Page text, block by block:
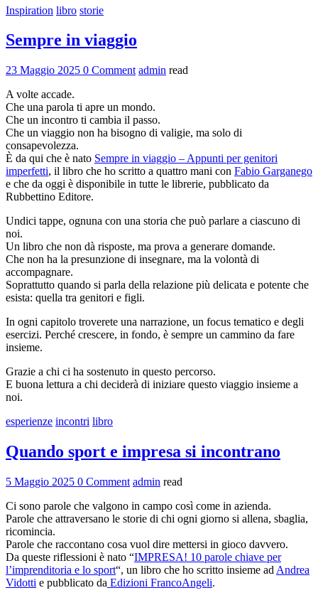
Inspiration libro storie
Sempre in viaggio
23 Maggio 2025 0 Comment admin read
A volte accade.
Che una parola ti apre un mondo.
Che un incontro ti cambia il passo.
Che un viaggio non ha bisogno di valigie, ma solo di
consapevolezza.
È da qui che è nato Sempre in viaggio – Appunti per genitori
imperfetti, il libro che ho scritto a quattro mani con Fabio Garganego
e che da oggi è disponibile in tutte le librerie, pubblicato da
Rubbettino Editore.
Undici tappe, ognuna con una storia che può parlare a ciascuno di
noi.
Un libro che non dà risposte, ma prova a generare domande.
Che non ha la presunzione di insegnare, ma la volontà di
accompagnare.
Soprattutto quando si parla della relazione più delicata e potente che
esista: quella tra genitori e figli.
In ogni capitolo troverete una narrazione, un focus tematico e degli
esercizi. Perché crescere, in fondo, è sempre un cammino da fare
insieme.
Grazie a chi ci ha sostenuto in questo percorso.
E buona lettura a chi deciderà di iniziare questo viaggio insieme a
noi.
esperienze incontri libro
Quando sport e impresa si incontrano
5 Maggio 2025 0 Comment admin read
Ci sono parole che valgono in campo così come in azienda.
Parole che attraversano le storie di chi ogni giorno si allena, sbaglia,
ricomincia.
Parole che raccontano cosa vuol dire mettersi in gioco davvero.
Da queste riflessioni è nato “IMPRESA! 10 parole chiave per
l’imprenditoria e lo sport“, un libro che ho scritto insieme ad Andrea
Vidotti e pubblicato da Edizioni FrancoAngeli.